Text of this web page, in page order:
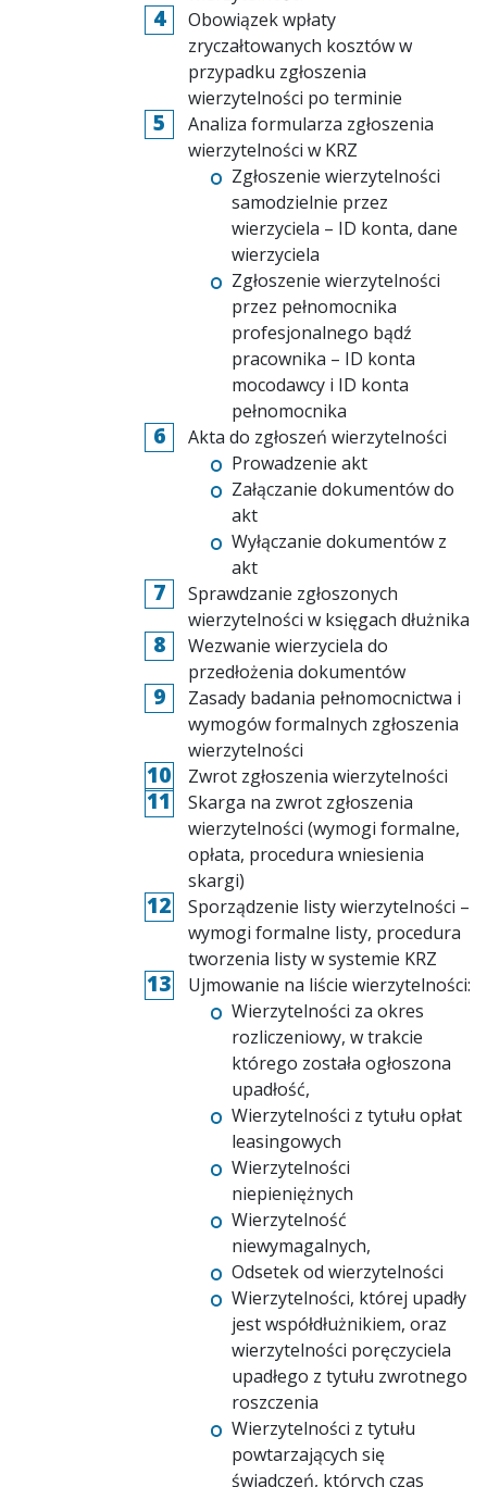
Obowiązek wpłaty
zryczałtowanych kosztów w
przypadku zgłoszenia
wierzytelności po terminie
Analiza formularza zgłoszenia
wierzytelności w KRZ
Zgłoszenie wierzytelności
samodzielnie przez
wierzyciela – ID konta, dane
wierzyciela
Zgłoszenie wierzytelności
przez pełnomocnika
profesjonalnego bądź
pracownika – ID konta
mocodawcy i ID konta
pełnomocnika
Akta do zgłoszeń wierzytelności
Prowadzenie akt
Załączanie dokumentów do
akt
Wyłączanie dokumentów z
akt
Sprawdzanie zgłoszonych
wierzytelności w księgach dłużnika
Wezwanie wierzyciela do
przedłożenia dokumentów
Zasady badania pełnomocnictwa i
wymogów formalnych zgłoszenia
wierzytelności
Zwrot zgłoszenia wierzytelności
Skarga na zwrot zgłoszenia
wierzytelności (wymogi formalne,
opłata, procedura wniesienia
skargi)
Sporządzenie listy wierzytelności –
wymogi formalne listy, procedura
tworzenia listy w systemie KRZ
Ujmowanie na liście wierzytelności:
Wierzytelności za okres
rozliczeniowy, w trakcie
którego została ogłoszona
upadłość,
Wierzytelności z tytułu opłat
leasingowych
Wierzytelności
niepieniężnych
Wierzytelność
niewymagalnych,
Odsetek od wierzytelności
Wierzytelności, której upadły
jest współdłużnikiem, oraz
wierzytelności poręczyciela
upadłego z tytułu zwrotnego
roszczenia
Wierzytelności z tytułu
powtarzających się
świadczeń, których czas